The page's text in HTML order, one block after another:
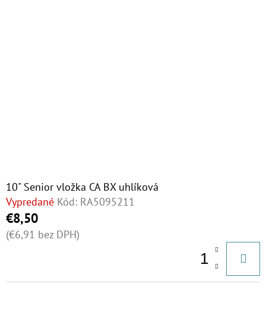
10" Senior vložka CA BX uhlíková
Vypredané Kód: RA5095211
€8,50
(€6,91 bez DPH)